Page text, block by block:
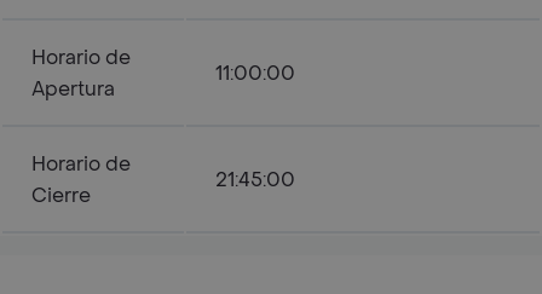
Horario de
Apertura
11:00:00
Horario de
Cierre
21:45:00